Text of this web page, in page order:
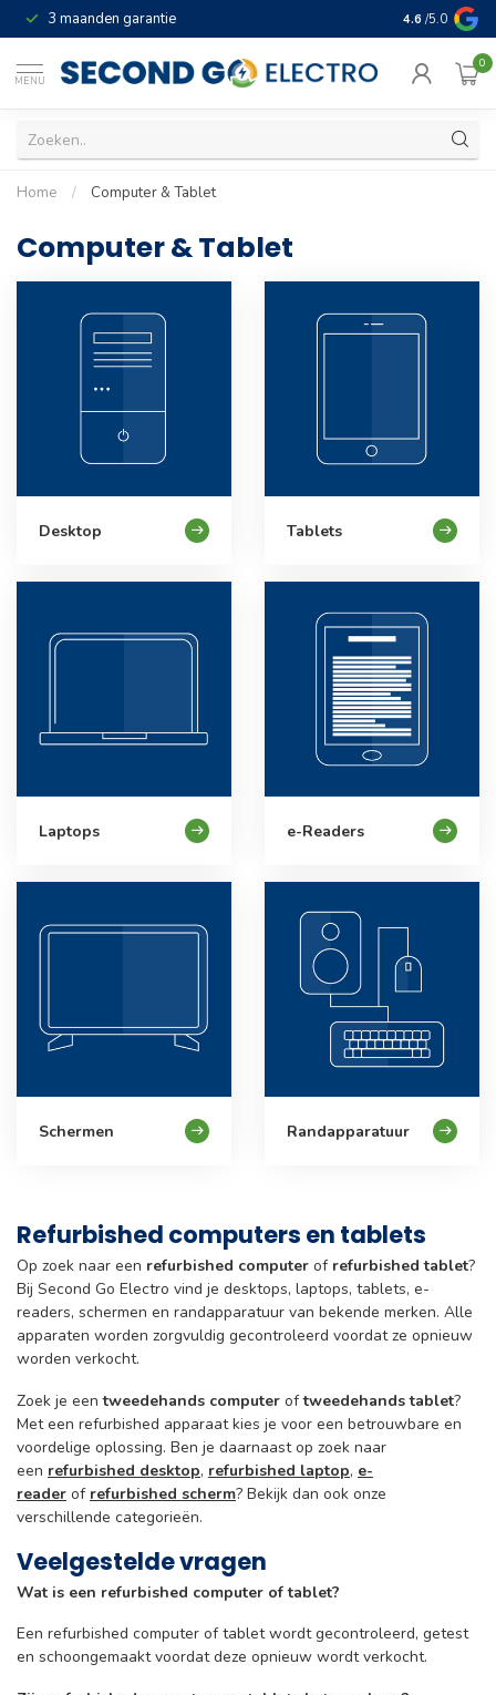
3 maanden garantie Geld terug
4.6 /5.0
MENU
0
Home / Computer & Tablet
Computer & Tablet
Desktop Tablets
Laptops e-Readers
Schermen Randapparatuur
Refurbished computers en tablets
Op zoek naar een refurbished computer of refurbished tablet?
Bij Second Go Electro vind je desktops, laptops, tablets, e-
readers, schermen en randapparatuur van bekende merken. Alle
apparaten worden zorgvuldig gecontroleerd voordat ze opnieuw
worden verkocht.
Zoek je eentweedehands computer oftweedehands tablet?
Met een refurbished apparaat kies je voor een betrouwbare en
voordelige oplossing. Ben je daarnaast op zoek naar
een refurbished desktop, refurbished laptop, e-
reader of refurbished scherm? Bekijk dan ook onze
verschillende categorieën.
Veelgestelde vragen
Wat is een refurbished computer of tablet?
Een refurbished computer of tablet wordt gecontroleerd, getest
en schoongemaakt voordat deze opnieuw wordt verkocht.